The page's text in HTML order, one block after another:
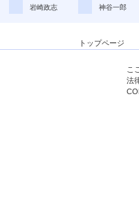
岩崎政志
神谷一郎
トップページ
こ
法